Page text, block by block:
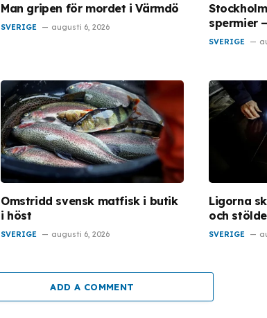
Man gripen för mordet i Värmdö
SVERIGE augusti 6, 2026
spermier
SVERIGE
Omstridd svensk matfisk i butik
i höst
SVERIGE augusti 6, 2026
Ligorna
och
SVERIGE
ADD A COMMENT